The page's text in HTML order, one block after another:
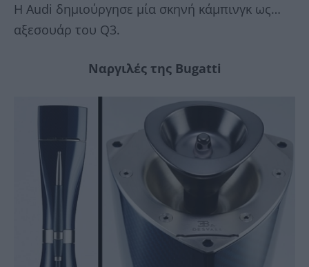
Η Audi δημιούργησε μία σκηνή κάμπινγκ ως…
αξεσουάρ του Q3.
Ναργιλές της Bugatti